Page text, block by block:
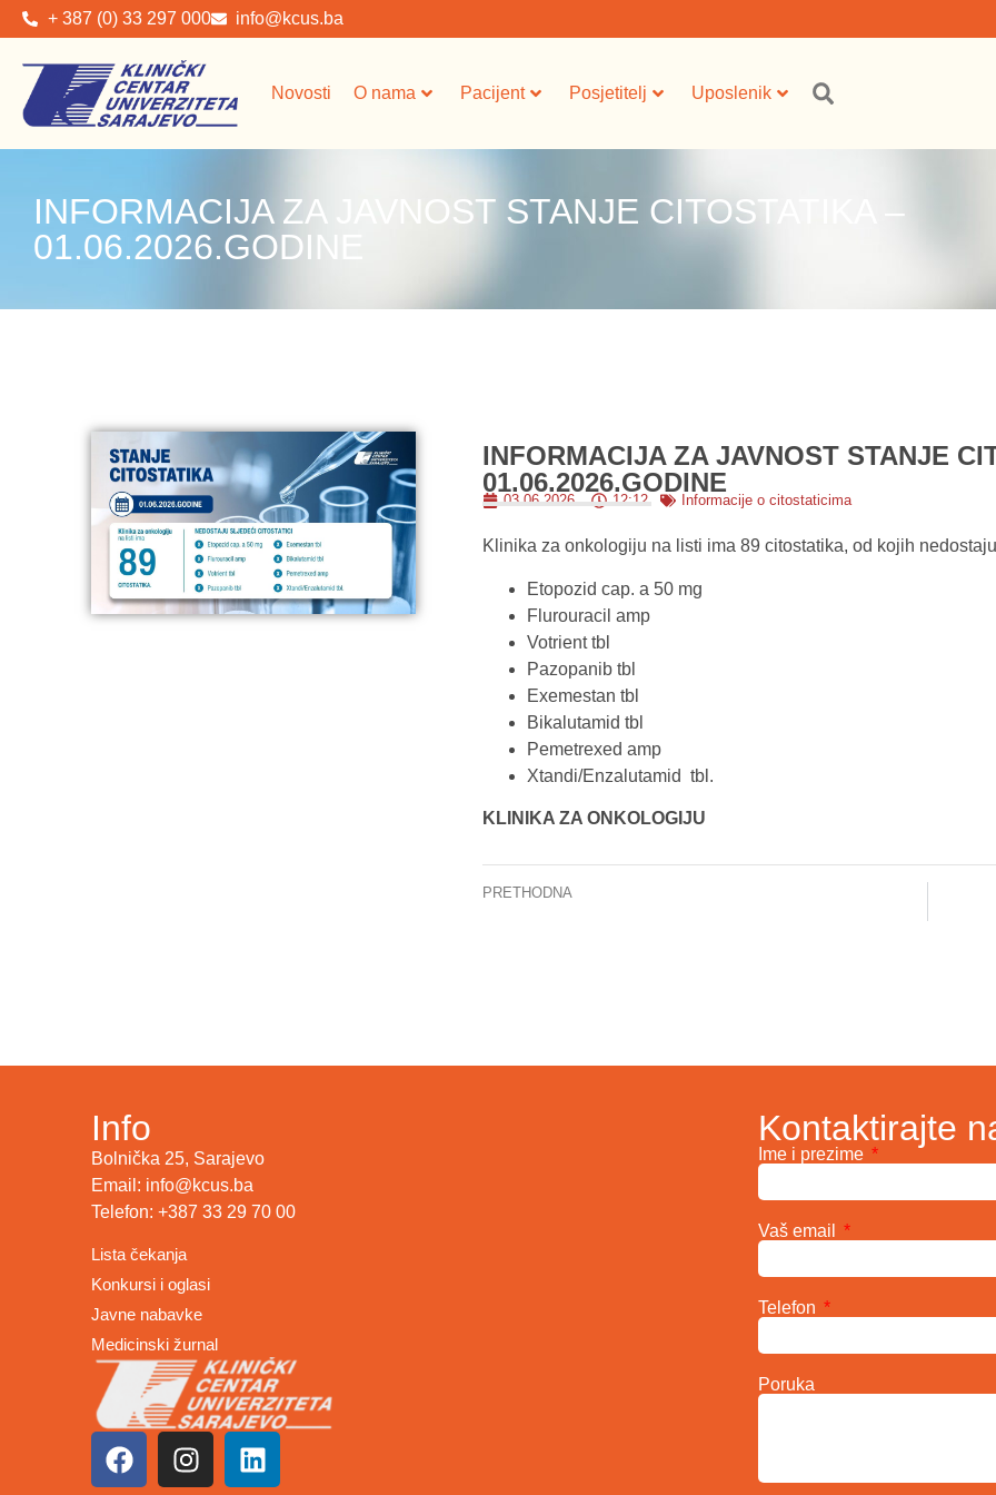
+ 387 (0) 33 297 000 info@kcus.ba
Novosti O nama Pacijent Posjetitelj Uposlenik
INFORMACIJA ZA JAVNOST STANJE CITOSTATIKA –
01.06.2026.GODINE
INFORMACIJA ZA JAVNOST STANJE
01.06.2026.GODINE
03.06.2026. 12:12 Informacije o citostaticima
Klinika za onkologiju na listi ima 89 citostatika, od kojih
Etopozid cap. a 50 mg
Flurouracil amp
Votrient tbl
Pazopanib tbl
Exemestan tbl
Bikalutamid tbl
Pemetrexed amp
Xtandi/Enzalutamid tbl.
KLINIKA ZA ONKOLOGIJU
PRETHODNA
Info
Bolnička 25, Sarajevo
Email: info@kcus.ba
Telefon: +387 33 29 70 00
Lista čekanja
Konkursi i oglasi
Javne nabavke
Medicinski žurnal
Kontaktirajte
Ime i prezime
Vaš email
Telefon
Poruka